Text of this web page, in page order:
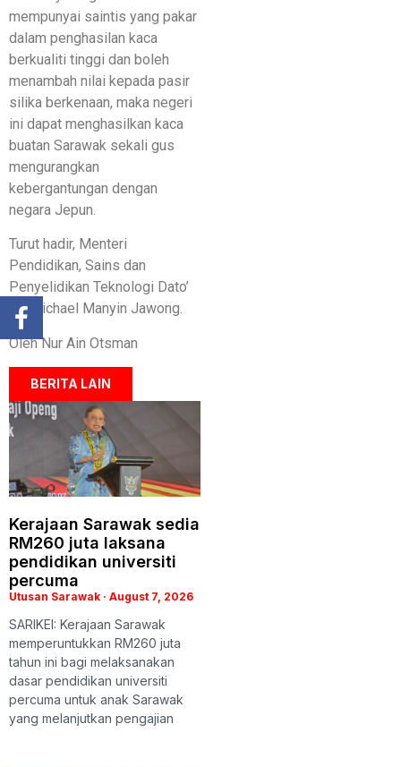
mempunyai saintis yang pakar
dalam penghasilan kaca
berkualiti tinggi dan boleh
menambah nilai kepada pasir
silika berkenaan, maka negeri
ini dapat menghasilkan kaca
buatan Sarawak sekali gus
mengurangkan
kebergantungan dengan
negara Jepun.
Turut hadir, Menteri
Pendidikan, Sains dan
Penyelidikan Teknologi Dato’
Sri Michael Manyin Jawong.
Oleh Nur Ain Otsman
BERITA LAIN
Kerajaan Sarawak sedia
RM260 juta laksana
pendidikan universiti
percuma
Utusan Sarawak August 7, 2026
SARIKEI: Kerajaan Sarawak
memperuntukkan RM260 juta
tahun ini bagi melaksanakan
dasar pendidikan universiti
percuma untuk anak Sarawak
yang melanjutkan pengajian